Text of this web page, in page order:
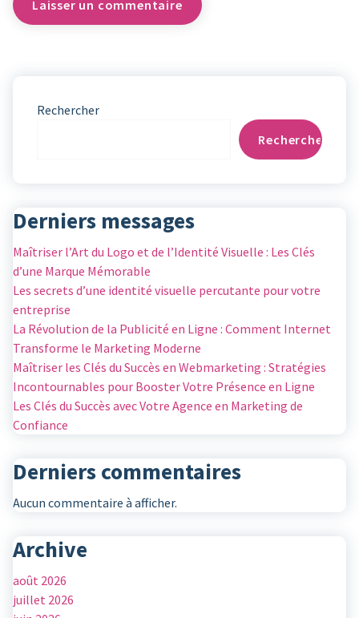
Rechercher
Rechercher
Derniers messages
Maîtriser l’Art du Logo et de l’Identité Visuelle : Les Clés
d’une Marque Mémorable
Les secrets d’une identité visuelle percutante pour votre
entreprise
La Révolution de la Publicité en Ligne : Comment Internet
Transforme le Marketing Moderne
Maîtriser les Clés du Succès en Webmarketing : Stratégies
Incontournables pour Booster Votre Présence en Ligne
Les Clés du Succès avec Votre Agence en Marketing de
Confiance
Derniers commentaires
Aucun commentaire à afficher.
Archive
août 2026
juillet 2026